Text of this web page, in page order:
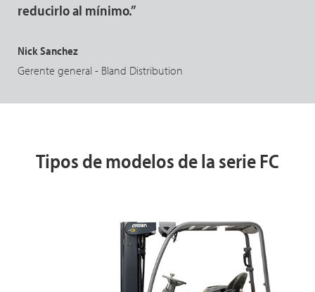
reducirlo al mínimo.”
Nick Sanchez
Gerente general - Bland Distribution
Tipos de modelos de la serie FC